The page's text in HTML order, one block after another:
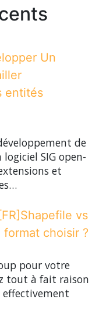
Un
entités
de
SIG open-
et
[FR]Shapefile vs
format choisir ?
pour votre
tout à fait raison
effectivement